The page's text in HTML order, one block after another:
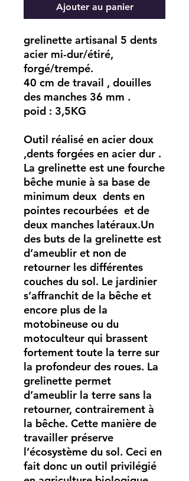
Ajouter au panier
grelinette artisanal 5 dents
acier mi-dur/étiré,
forgé/trempé.
40 cm de travail , douilles
des manches 36 mm .
poid : 3,5KG
Outil réalisé en acier doux
,dents forgées en acier dur​ .
La grelinette est une fourche
bêche munie à sa base de
minimum deux dents en
pointes recourbées et de
deux manches latéraux.Un
des buts de la grelinette est
d’ameublir et non de
retourner les différentes
couches du sol. Le jardinier
s’affranchit de la bêche et
encore plus de la
motobineuse ou du
motoculteur qui brassent
fortement toute la terre sur
la profondeur des roues. La
grelinette permet
d’ameublir la terre sans la
retourner, contrairement à
la bêche. Cette manière de
travailler préserve
l’écosystème du sol. Ceci en
fait donc un outil privilégié